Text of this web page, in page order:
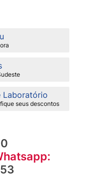
Laboratório
seus descontos